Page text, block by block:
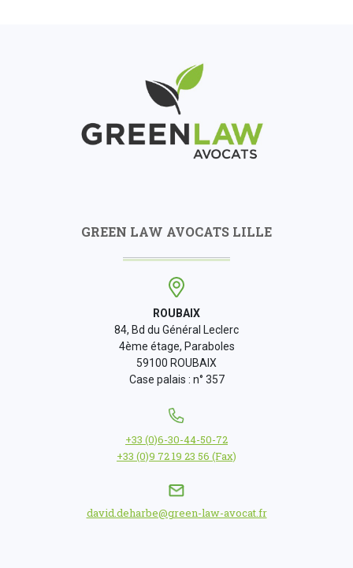
GREEN LAW AVOCATS LILLE
ROUBAIX
84, Bd du Général Leclerc
4ème étage, Paraboles
59100 ROUBAIX
Case palais : n° 357
+33 (0)6-30-44-50-72
+33 (0)9 72 19 23 56 (Fax)
david.deharbe@green-law-avocat.fr